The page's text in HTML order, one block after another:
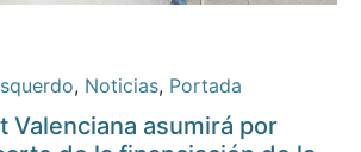
, Noticias, Portada
Valenciana asumirá por